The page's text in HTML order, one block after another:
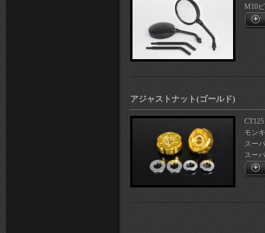
M10
アジャストナット(ゴールド)
CT125
モン
スー
スー